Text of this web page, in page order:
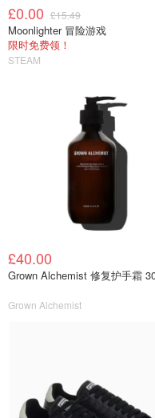
£0.00 £15.49
Moonlighter 冒险游戏
限时免费领！
STEAM
£40.00
Grown Alchemist 修复护手霜
Grown Alchemist